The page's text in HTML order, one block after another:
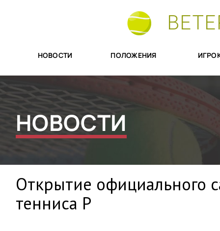
НОВОСТИ ПОЛОЖЕНИЯ
НОВОСТИ
Открытие официального
тенниса Р